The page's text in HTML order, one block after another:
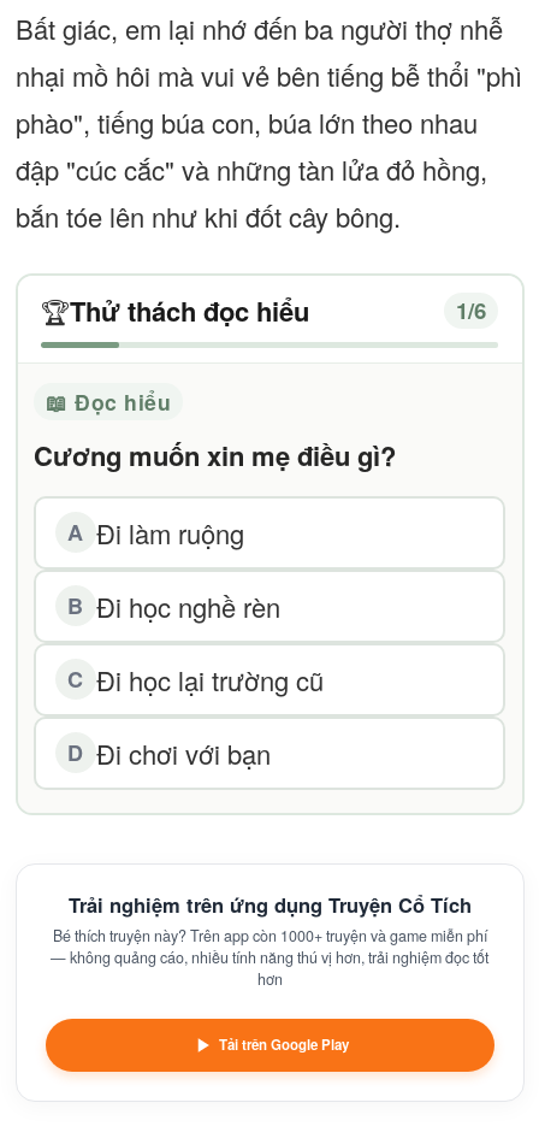
Bất giác, em lại nhớ đến ba người thợ nhễ
nhại mồ hôi mà vui vẻ bên tiếng bễ thổi "phì
phào", tiếng búa con, búa lớn theo nhau
đập "cúc cắc" và những tàn lửa đỏ hồng,
bắn tóe lên như khi đốt cây bông.
🏆Thử thách đọc hiểu 1/6
📖 Đọc hiểu
Cương muốn xin mẹ điều gì?
A Đi làm ruộng
B Đi học nghề rèn
C Đi học lại trường cũ
D Đi chơi với bạn
Trải nghiệm trên ứng dụng Truyện Cổ Tích
Bé thích truyện này? Trên app còn 1000+ truyện và game miễn phí
— không quảng cáo, nhiều tính năng thú vị hơn, trải nghiệm đọc tốt
hơn
Tải trên Google Play